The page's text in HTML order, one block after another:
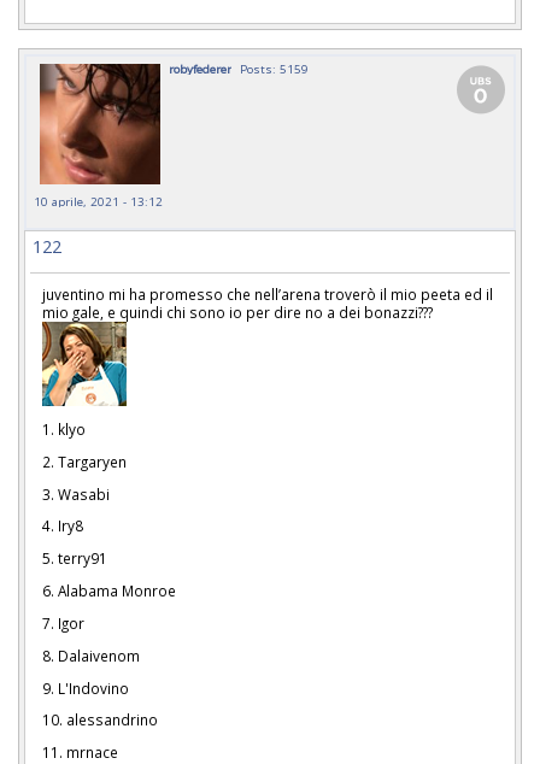
robyfederer Posts: 5159
10 aprile, 2021 - 13:12
122
juventino mi ha promesso che nell’arena troverò il mio peeta ed il
mio gale, e quindi chi sono io per dire no a dei bonazzi???
1. klyo
2. Targaryen
3. Wasabi
4. Iry8
5. terry91
6. Alabama Monroe
7. Igor
8. Dalaivenom
9. L'Indovino
10. alessandrino
11. mrnace